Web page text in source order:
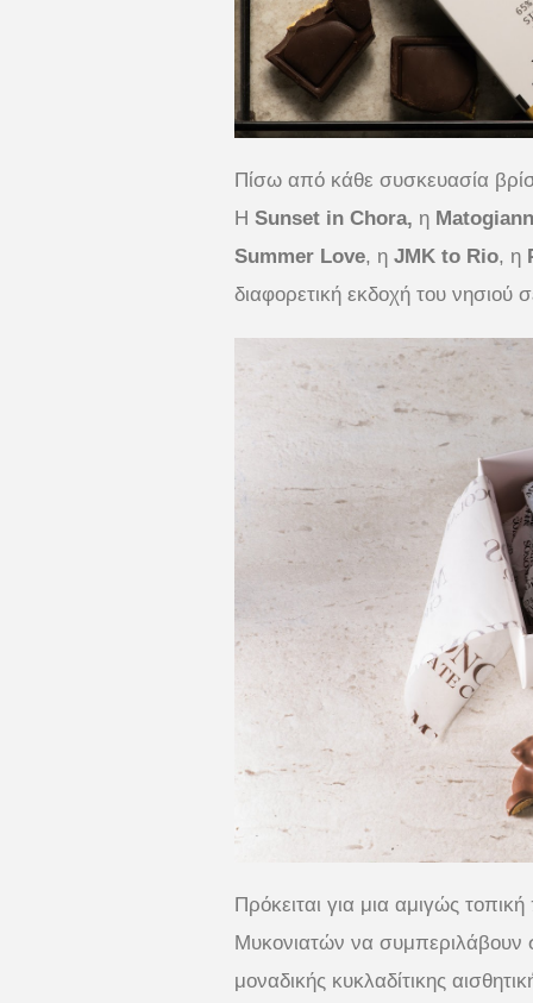
Πίσω από κάθε συσκευασία
Η Sunset in Chora, η
Summer Love, η JMK to Rio, η
διαφορετική εκδοχή του νησιού
Πρόκειται για μια αμιγώς
Μυκονιατών να συμπεριλάβουν
μοναδικής κυκλαδίτικης